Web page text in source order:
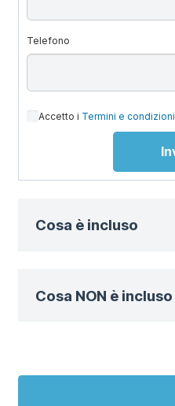
Telefono
Accetto i Termini e condizioni
Cosa è incluso
Cosa NON è incluso